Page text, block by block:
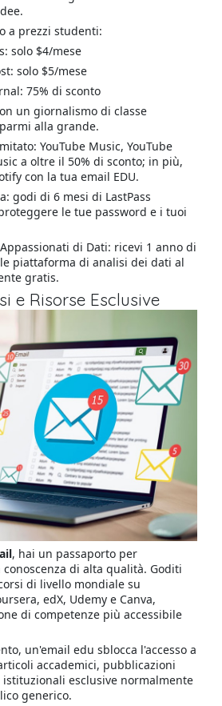
a prezzi studenti:
solo $4/mese
solo $5/mese
75% di sconto
un giornalismo di classe
alla grande.
YouTube Music, YouTube
a oltre il 50% di sconto; in più,
con la tua email EDU.
godi di 6 mesi di LastPass
le tue password e i tuoi
di Dati: ricevi 1 anno di
piattaforma di analisi dei dati al
gratis.
e Risorse Esclusive
, hai un passaporto per
di alta qualità. Goditi
di livello mondiale su
edX, Udemy e Canva,
di competenze più accessibile
un'email edu sblocca l'accesso a
accademici, pubblicazioni
esclusive normalmente
generico.